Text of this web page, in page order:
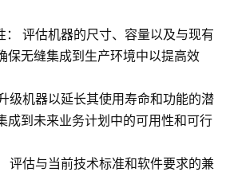
评估机器的尺寸、容量以及与现有
保无缝集成到生产环境中以提高效
级机器以延长其使用寿命和功能的潜
成到未来业务计划中的可用性和可行
评估与当前技术标准和软件要求的兼